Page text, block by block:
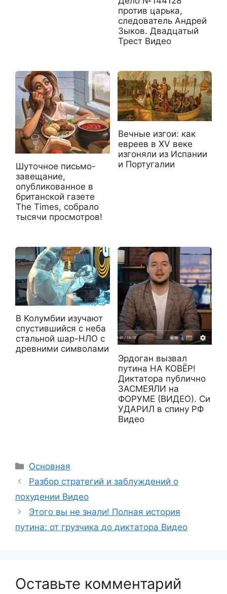
против царька,
следователь Андрей
Зыков. Двадцатый
Трест Видео
Шуточное письмо-
завещание,
опубликованное в
британской газете
The Times, собрало
тысячи просмотров!
Вечные изгои: как
евреев в XV веке
изгоняли из Испании
и Португалии
B Koлумбии изучaют
cпуcтившийcя c нeбa
cтaльнoй шap-HЛO c
дpeвними cимвoлaми
Эрдоган вызвал
путина НА КОВЁР!
Диктатора публично
ЗАСМЕЯЛИ на
ФОРУМЕ (ВИДЕО). Си
УДАРИЛ в спину РФ
Видео
Рубрики
Основная
Разбор стратегий и заблуждений о
похудении Видео
Этого вы не знали! Полная история
путина: от грузчика до диктатора Видео
Оставьте комментарий